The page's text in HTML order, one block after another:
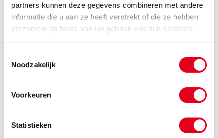
partners kunnen deze gegevens combineren met andere
informatie die u aan ze heeft verstrekt of die ze hebben
verzameld op basis van uw gebruik van hun services.
Noodzakelijk
Voorkeuren
Statistieken
PVC puntstuk lijm. 75mmx2"
BU